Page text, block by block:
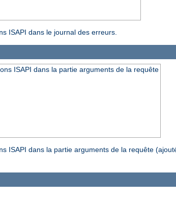
ISAPI dans le journal des erreurs.
ISAPI dans la partie arguments de la requête
ISAPI dans la partie arguments de la requête